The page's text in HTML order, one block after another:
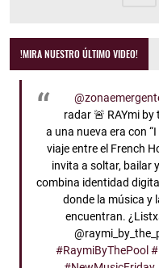
!MIRA NUESTRO ÚLTIMO VIDEO!
radar 🚨 RAYmi
a una nueva era con
viaje entre el French
invita a soltar, bailar
combina identidad
donde la música y
encuentran.
#RaymiByThePool